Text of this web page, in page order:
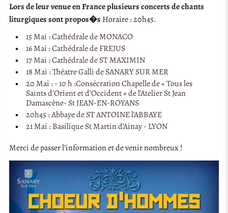
Lors de leur venue en France plusieurs concerts de chants
liturgiques sont propos�s Horaire : 20h45.
15 Mai : Cathédrale de MONACO
16 Mai : Cathédrale de FREJUS
17 Mai : Cathédrale de ST MAXIMIN
18 Mai : Théatre Galli de SANARY SUR MER
20 Mai : - 10 h :Consécration Chapelle de « Tous les
Saints d’Orient et d’Occident » de l’Atelier St Jean
Damascène- St JEAN-EN-ROYANS
20h45 : Abbaye de ST ANTOINE l’ABBAYE
21 Mai : Basilique St Martin d’Ainay - LYON
Merci de passer l’information et de venir nombreux !